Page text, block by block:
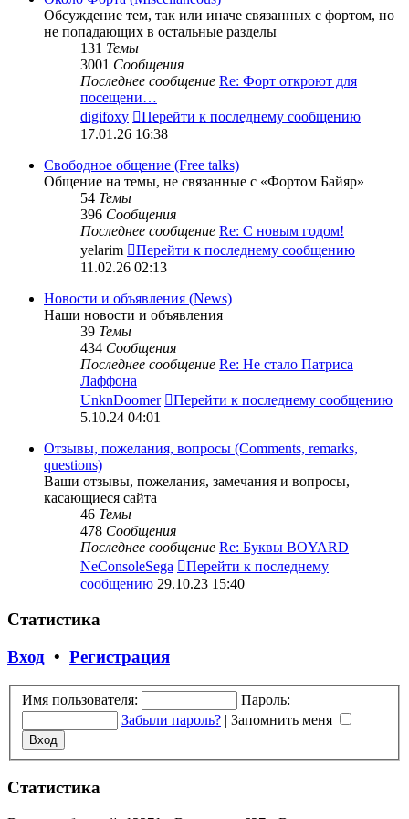
Обсуждение тем, так или иначе связанных с фортом, но
не попадающих в остальные разделы
131 Темы
3001 Сообщения
Последнее сообщение Re: Форт откроют для
посещени…
digifoxy
Перейти к последнему сообщению
17.01.26 16:38
Свободное общение (Free talks)
Общение на темы, не связанные с «Фортом Байяр»
54 Темы
396 Сообщения
Последнее сообщение Re: С новым годом!
yelarim
Перейти к последнему сообщению
11.02.26 02:13
Новости и объявления (News)
Наши новости и объявления
39 Темы
434 Сообщения
Последнее сообщение Re: Не стало Патриса
Лаффона
UnknDoomer
Перейти к последнему сообщению
5.10.24 04:01
Отзывы, пожелания, вопросы (Comments, remarks,
questions)
Ваши отзывы, пожелания, замечания и вопросы,
касающиеся сайта
46 Темы
478 Сообщения
Последнее сообщение Re: Буквы BOYARD
NeConsoleSega
Перейти к последнему
сообщению 29.10.23 15:40
Статистика
Вход • Регистрация
Имя пользователя:
Пароль:
Забыли пароль? | Запомнить меня
Статистика